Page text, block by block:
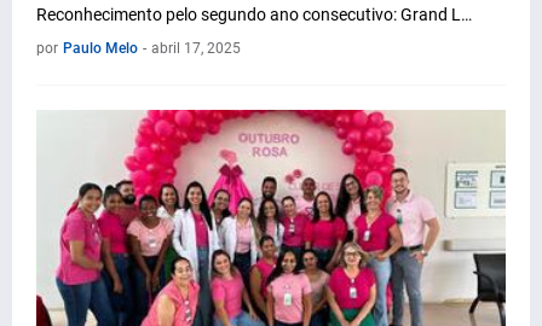
Reconhecimento pelo segundo ano consecutivo: Grand L…
por Paulo Melo - abril 17, 2025